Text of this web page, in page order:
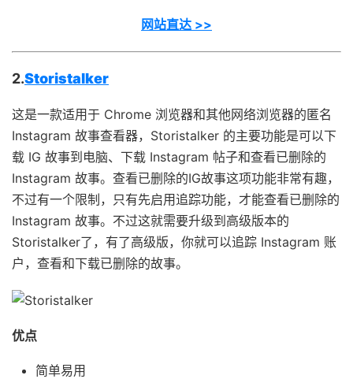
网站直达 >>
2.Storistalker
这是一款适用于 Chrome 浏览器和其他网络浏览器的匿名
Instagram 故事查看器，Storistalker 的主要功能是可以下
载 IG 故事到电脑、下载 Instagram 帖子和查看已删除的
Instagram 故事。查看已删除的IG故事这项功能非常有趣，
不过有一个限制，只有先启用追踪功能，才能查看已删除的
Instagram 故事。不过这就需要升级到高级版本的
Storistalker了，有了高级版，你就可以追踪 Instagram 账
户，查看和下载已删除的故事。
优点
简单易用